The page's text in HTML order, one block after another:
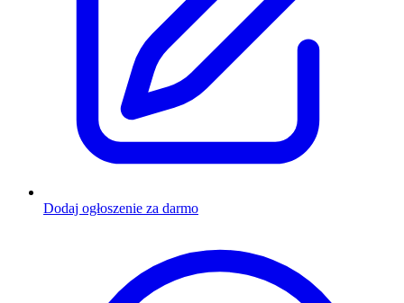
Dodaj ogłoszenie za darmo